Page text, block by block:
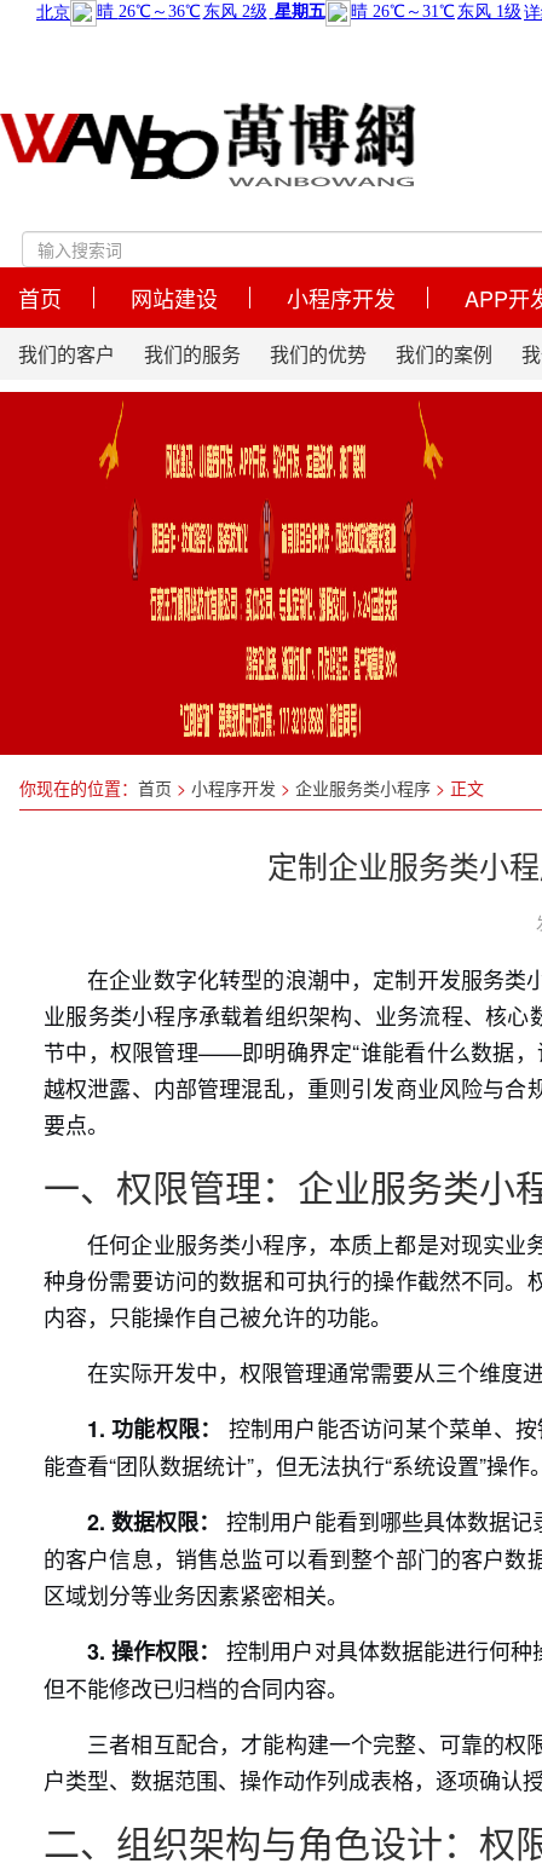
首页 网站建设 小程序开发 APP开
我们的客户 我们的服务 我们的优势 我们的案例
你现在的位置： 首页 > 小程序开发 > 企业服务类小程序 > 正文
定制企业服务类小
在企业数字化转型的浪潮中，定制开发服务
业服务类小程序承载着组织架构、业务流程、核
节中，权限管理——即明确界定“谁能看什么数据
越权泄露、内部管理混乱，重则引发商业风险与
要点。
一、权限管理：企业服务类小
任何企业服务类小程序，本质上都是对现实
种身份需要访问的数据和可执行的操作截然不同
内容，只能操作自己被允许的功能。
在实际开发中，权限管理通常需要从三个维度
1. 功能权限：
控制用户能否访问某个菜单、
能查看“团队数据统计”，但无法执行“系统设置”操作
2. 数据权限：
控制用户能看到哪些具体数据
的客户信息，销售总监可以看到整个部门的客户
区域划分等业务因素紧密相关。
3. 操作权限：
控制用户对具体数据能进行何
但不能修改已归档的合同内容。
三者相互配合，才能构建一个完整、可靠的
户类型、数据范围、操作动作列成表格，逐项确认
二、组织架构与角色设计：权